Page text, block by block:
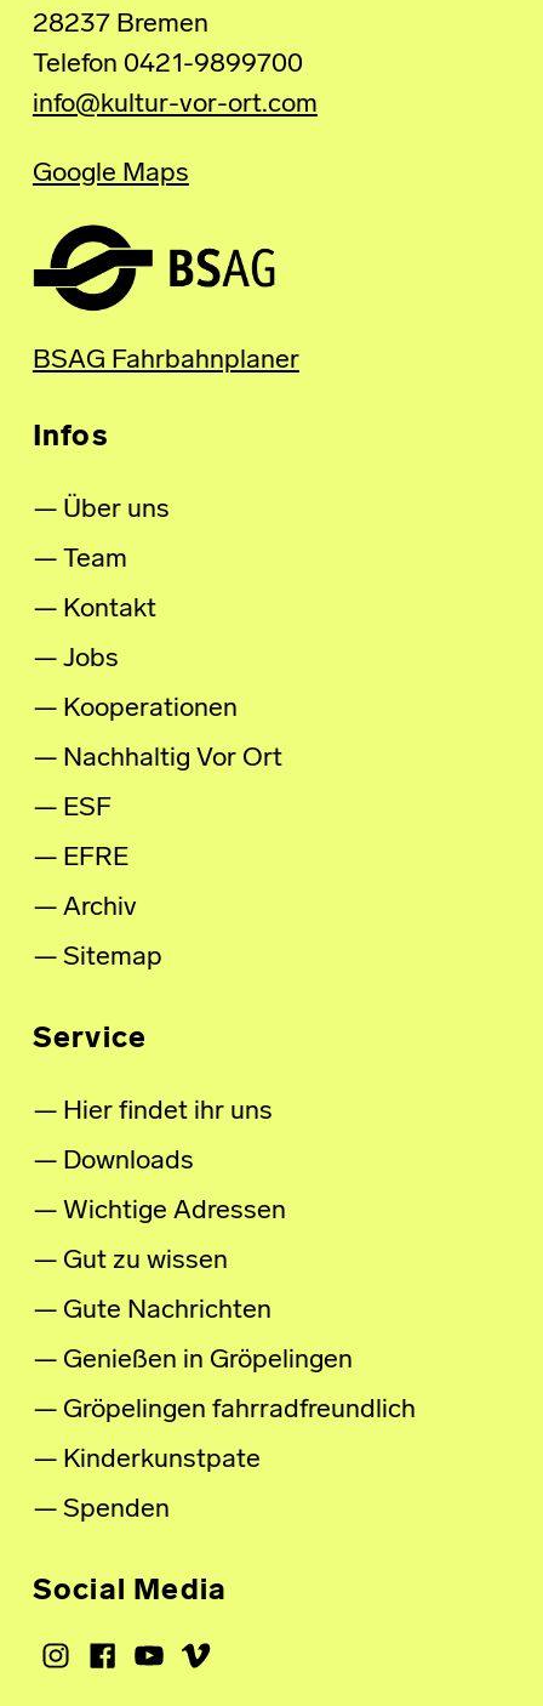
28237 Bremen
Telefon 0421-9899700
info@kultur-vor-ort.com
Google Maps
BSAG Fahrbahnplaner
Infos
Über uns
Team
Kontakt
Jobs
Kooperationen
Nachhaltig Vor Ort
ESF
EFRE
Archiv
Sitemap
Service
Hier findet ihr uns
Downloads
Wichtige Adressen
Gut zu wissen
Gute Nachrichten
Genießen in Gröpelingen
Gröpelingen fahrradfreundlich
Kinderkunstpate
Spenden
Social Media
Instagram
Facebook
Youtube
Vimeo